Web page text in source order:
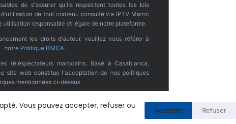
Vous pouvez accepter, refuser ou
Accepter Refuser
de s'assurer qu'ils respectent toutes les lois
de tout contenu consulté via IPTV Maroc
utilisation responsable et légale de notre plateforme.
les droits d'auteur, veuillez vous référer à
notre Politique DMCA.
téléspectateurs marocains. Basé à Casablanca,
site web constitue l'acceptation de nos politiques
mentionnées ci-dessus.